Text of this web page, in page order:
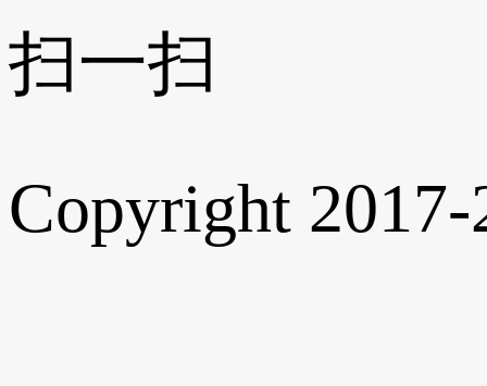
扫一扫
Copyright